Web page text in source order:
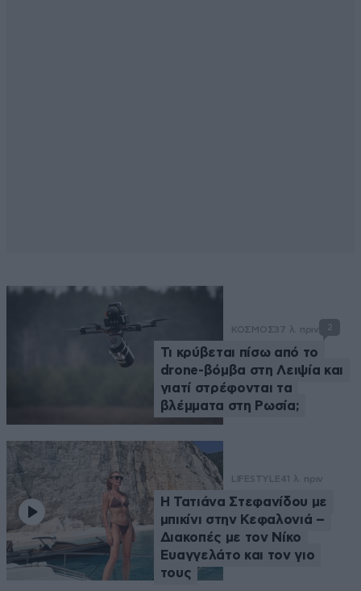
ΚΟΣΜΟΣ37 λ. πριν 2
Τι κρύβεται πίσω από το
drone-βόμβα στη Λειψία και
γιατί στρέφονται τα
βλέμματα στη Ρωσία;
LIFESTYLE41 λ. πριν
Η Τατιάνα Στεφανίδου με
μπικίνι στην Κεφαλονιά –
Διακοπές με τον Νίκο
Ευαγγελάτο και τον γιο
τους